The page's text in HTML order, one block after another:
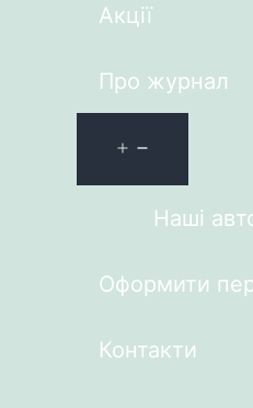
Акції
Про журнал
Наші
Оформити
Контакти